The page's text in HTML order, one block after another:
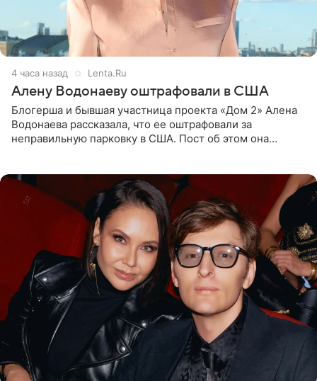
4 часа назад Lenta.Ru
Алену Водонаеву оштрафовали в США
Блогерша и бывшая участница проекта «Дом 2» Алена
Водонаева рассказала, что ее оштрафовали за
неправильную парковку в США. Пост об этом она